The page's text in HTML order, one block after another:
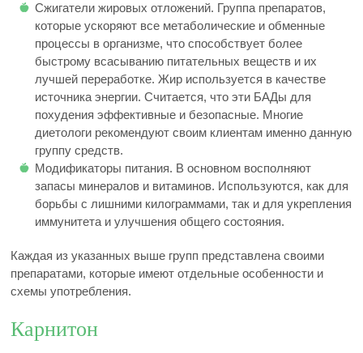
Сжигатели жировых отложений. Группа препаратов,
которые ускоряют все метаболические и обменные
процессы в организме, что способствует более
быстрому всасыванию питательных веществ и их
лучшей переработке. Жир используется в качестве
источника энергии. Считается, что эти БАДы для
похудения эффективные и безопасные. Многие
диетологи рекомендуют своим клиентам именно данную
группу средств.
Модификаторы питания. В основном восполняют
запасы минералов и витаминов. Используются, как для
борьбы с лишними килограммами, так и для укрепления
иммунитета и улучшения общего состояния.
Каждая из указанных выше групп представлена своими
препаратами, которые имеют отдельные особенности и
схемы употребления.
Карнитон